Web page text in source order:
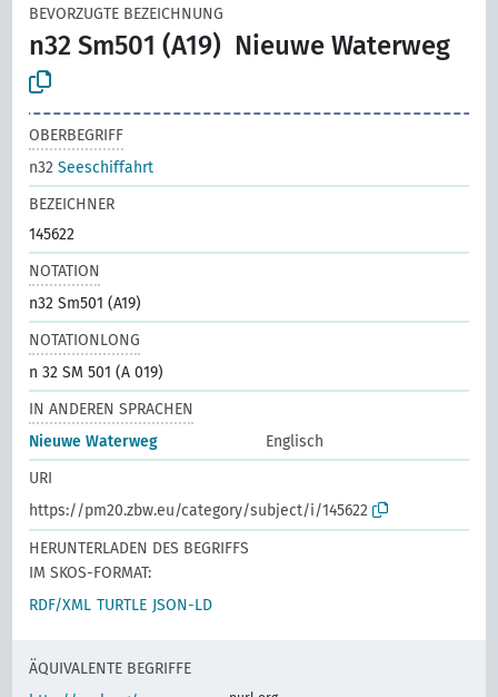
BEVORZUGTE BEZEICHNUNG
n32 Sm501 (A19) Nieuwe Waterweg
OBERBEGRIFF
n32Seeschiffahrt
BEZEICHNER
145622
NOTATION
n32 Sm501 (A19)
NOTATIONLONG
n 32 SM 501 (A 019)
IN ANDEREN SPRACHEN
Nieuwe Waterweg
Englisch
URI
https://pm20.zbw.eu/category/subject/i/145622
HERUNTERLADEN DES BEGRIFFS
IM SKOS-FORMAT:
RDF/XML TURTLE JSON-LD
ÄQUIVALENTE BEGRIFFE